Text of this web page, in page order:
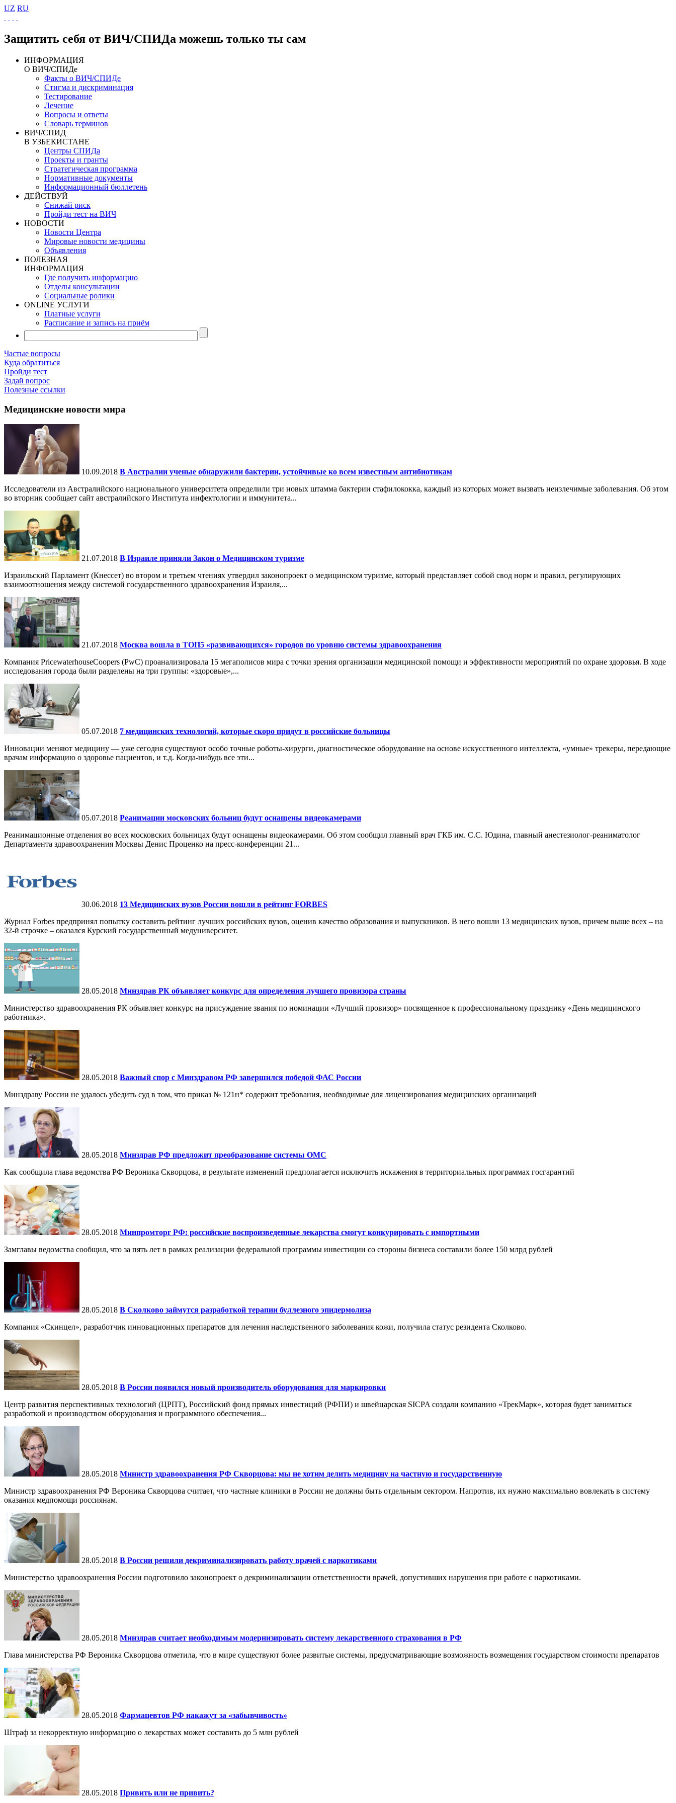
UZ RU
Защитить себя от ВИЧ/СПИДа можешь только ты сам
ИНФОРМАЦИЯ
О ВИЧ/СПИДе
Факты о ВИЧ/СПИДе
Стигма и дискриминация
Тестирование
Лечение
Вопросы и ответы
Словарь терминов
ВИЧ/СПИД
В УЗБЕКИСТАНЕ
Центры СПИДа
Проекты и гранты
Стратегическая программа
Нормативные документы
Информационный бюллетень
ДЕЙСТВУЙ
Снижай риск
Пройди тест на ВИЧ
НОВОСТИ
Новости Центра
Мировые новости медицины
Объявления
ПОЛЕЗНАЯ
ИНФОРМАЦИЯ
Где получить информацию
Отделы консультации
Социальные ролики
ONLINE УСЛУГИ
Платные услуги
Расписание и запись на приём
Частые вопросы
Куда обратиться
Пройди тест
Задай вопрос
Полезные ссылки
Медицинские новости мира
10.09.2018 В Австралии ученые обнаружили бактерии, устойчивые ко всем известным антибиотикам
Исследователи из Австралийского национального университета определили три новых штамма бактерии стафилококка, каждый из которых может вызвать неизлечимые заболевания. Об этом
во вторник сообщает сайт австралийского Института инфектологии и иммунитета...
21.07.2018 В Израиле приняли Закон о Медицинском туризме
Израильский Парламент (Кнессет) во втором и третьем чтениях утвердил законопроект о медицинском туризме, который представляет собой свод норм и правил, регулирующих
взаимоотношения между системой государственного здравоохранения Израиля,...
21.07.2018 Москва вошла в ТОП5 «развивающихся» городов по уровню системы здравоохранения
Компания PricewaterhouseCoopers (PwC) проанализировала 15 мегаполисов мира с точки зрения организации медицинской помощи и эффективности мероприятий по охране здоровья. В ходе
исследования города были разделены на три группы: «здоровые»,...
05.07.2018 7 медицинских технологий, которые скоро придут в российские больницы
Инновации меняют медицину — уже сегодня существуют особо точные роботы-хирурги, диагностическое оборудование на основе искусственного интеллекта, «умные» трекеры, передающие
врачам информацию о здоровье пациентов, и т.д. Когда-нибудь все эти...
05.07.2018 Реанимации московских больниц будут оснащены видеокамерами
Реанимационные отделения во всех московских больницах будут оснащены видеокамерами. Об этом сообщил главный врач ГКБ им. С.С. Юдина, главный анестезиолог-реаниматолог
Департамента здравоохранения Москвы Денис Проценко на пресс-конференции 21...
30.06.2018 13 Медицинских вузов России вошли в рейтинг FORBES
Журнал Forbes предпринял попытку составить рейтинг лучших российских вузов, оценив качество образования и выпускников. В него вошли 13 медицинских вузов, причем выше всех – на
32-й строчке – оказался Курский государственный медуниверситет.
28.05.2018 Минздрав РК объявляет конкурс для определения лучшего провизора страны
Министерство здравоохранения РК объявляет конкурс на присуждение звания по номинации «Лучший провизор» посвященное к профессиональному празднику «День медицинского
работника».
28.05.2018 Важный спор с Минздравом РФ завершился победой ФАС России
Минздраву России не удалось убедить суд в том, что приказ № 121н* содержит требования, необходимые для лицензирования медицинских организаций
28.05.2018 Минздрав РФ предложит преобразование системы ОМС
Как сообщила глава ведомства РФ Вероника Скворцова, в результате изменений предполагается исключить искажения в территориальных программах госгарантий
28.05.2018 Минпромторг РФ: российские воспроизведенные лекарства смогут конкурировать с импортными
Замглавы ведомства сообщил, что за пять лет в рамках реализации федеральной программы инвестиции со стороны бизнеса составили более 150 млрд рублей
28.05.2018 В Сколково займутся разработкой терапии буллезного эпидермолиза
Компания «Скинцел», разработчик инновационных препаратов для лечения наследственного заболевания кожи, получила статус резидента Сколково.
28.05.2018 В России появился новый производитель оборудования для маркировки
Центр развития перспективных технологий (ЦРПТ), Российский фонд прямых инвестиций (РФПИ) и швейцарская SICPA создали компанию «ТрекМарк», которая будет заниматься
разработкой и производством оборудования и программного обеспечения...
28.05.2018 Министр здравоохранения РФ Скворцова: мы не хотим делить медицину на частную и государственную
Министр здравоохранения РФ Вероника Скворцова считает, что частные клиники в России не должны быть отдельным сектором. Напротив, их нужно максимально вовлекать в систему
оказания медпомощи россиянам.
28.05.2018 В России решили декриминализировать работу врачей с наркотиками
Министерство здравоохранения России подготовило законопроект о декриминализации ответственности врачей, допустивших нарушения при работе с наркотиками.
28.05.2018 Минздрав считает необходимым модернизировать систему лекарственного страхования в РФ
Глава министерства РФ Вероника Скворцова отметила, что в мире существуют более развитые системы, предусматривающие возможность возмещения государством стоимости препаратов
28.05.2018 Фармацевтов РФ накажут за «забывчивость»
Штраф за некорректную информацию о лекарствах может составить до 5 млн рублей
28.05.2018 Привить или не привить?